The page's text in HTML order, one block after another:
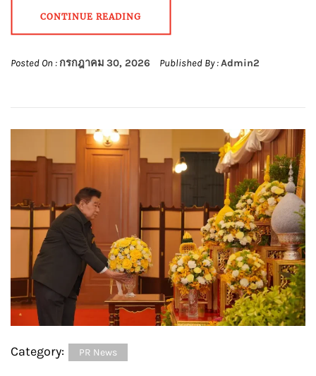
CONTINUE READING
Posted On : กรกฎาคม 30, 2026 Published By :Admin2
Category: PR News